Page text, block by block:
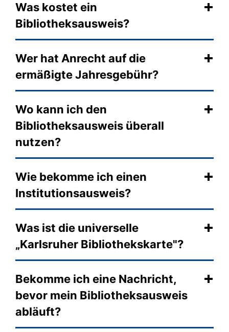
Was kostet ein
Bibliotheksausweis?
Wer hat Anrecht auf die
ermäßigte Jahresgebühr?
Wo kann ich den
Bibliotheksausweis überall
nutzen?
Wie bekomme ich einen
Institutionsausweis?
Was ist die universelle
„Karlsruher Bibliothekskarte"?
Bekomme ich eine Nachricht,
bevor mein Bibliotheksausweis
abläuft?